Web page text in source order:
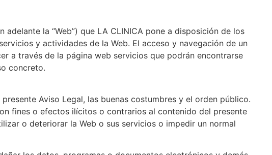
adelante la “Web”) que LA CLINICA pone a disposición de los
y actividades de la Web. El acceso y navegación de un
a través de la página web servicios que podrán encontrarse
concreto.
Aviso Legal, las buenas costumbres y el orden público.
fines o efectos ilícitos o contrarios al contenido del presente
o deteriorar la Web o sus servicios o impedir un normal